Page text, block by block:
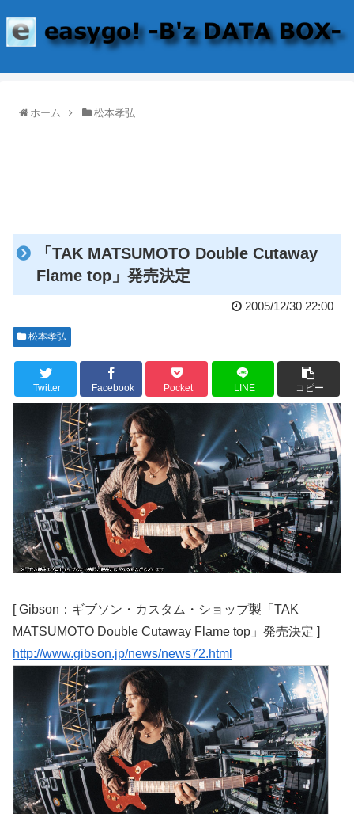
ホーム 松本孝弘
「TAK MATSUMOTO Double Cutaway
Flame top」発売決定
2005/12/30 22:00
松本孝弘
Twitter Facebook Pocket LINE コピー
[ Gibson：ギブソン・カスタム・ショップ製「TAK
MATSUMOTO Double Cutaway Flame top」発売決定 ]
http://www.gibson.jp/news/news72.html